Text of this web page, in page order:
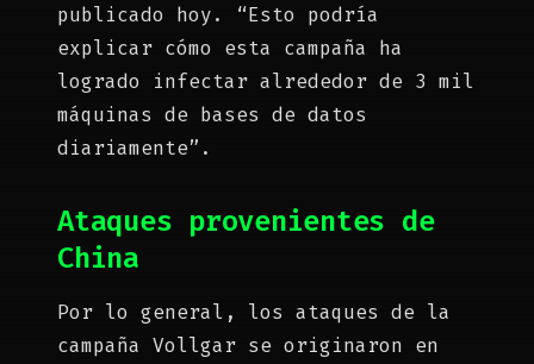
publicado hoy. “Esto podría
explicar cómo esta campaña ha
logrado infectar alrededor de 3 mil
máquinas de bases de datos
diariamente”.
Ataques provenientes de
China
Por lo general, los ataques de la
campaña Vollgar se originaron en